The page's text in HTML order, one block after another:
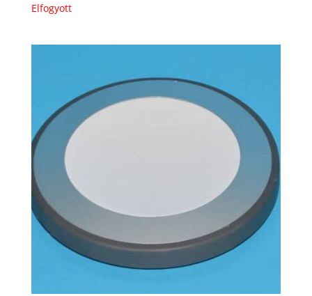
Elfogyott